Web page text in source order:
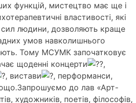
функцій, мистецтво має ще і
властивості, які
людини, дозволяють краще
умов навколишнього
Тому МСУМК започатковує
щоденні концерти
,
, вистави
, перформанси,
до лав «Арт-
художників, поетів, філософів,